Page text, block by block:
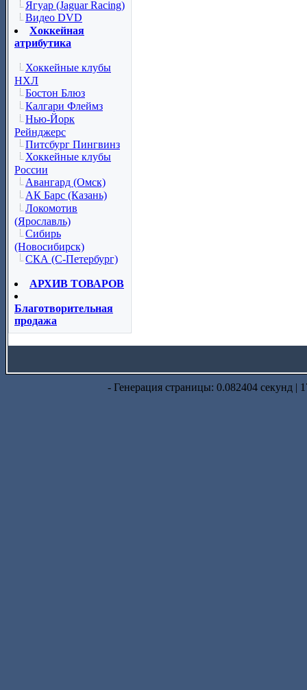
Ягуар (Jaguar Racing)
Видео DVD
Хоккейная
атрибутика
Хоккейные клубы
НХЛ
Бостон Блюз
Калгари Флеймз
Нью-Йорк
Рейнджерс
Питсбург Пингвинз
Хоккейные клубы
России
Авангард (Омск)
АК Барс (Казань)
Локомотив
(Ярославль)
Сибирь
(Новосибирск)
СКА (С-Петербург)
АРХИВ ТОВАРОВ
Благотворительная
продажа
- Генерация страницы: 0.082404 секунд